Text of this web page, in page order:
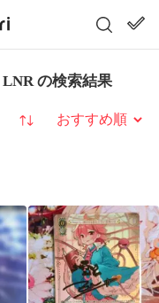
の検索結果
並び替え